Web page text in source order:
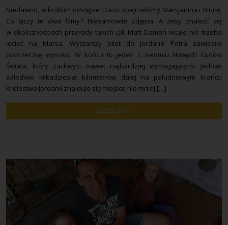
Niedawno, w krótkim odstępie czasu obejrzeliśmy Marsjanina i Diunę.
Co łączy te dwa filmy? Niesamowite zdjęcia. A żeby znaleźć się
w okolicznościach przyrody takich jak Matt Damon wcale nie trzeba
lecieć na Marsa. Wystarczy bilet do Jordanii! Petra zawiesiła
poprzeczkę wysoko. W końcu to jeden z siedmiu Nowych Cudów
Świata, który zachwyci nawet najbardziej wymagających. Jednak
zaledwie kilkadziesiąt kilometrów dalej na południowym krańcu
Królestwa Jordanii znajduje się miejsce nie mniej […]
Czytaj dalej